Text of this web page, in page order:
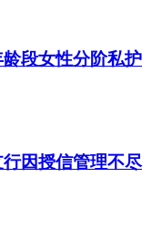
段女性分阶私护
因授信管理不尽